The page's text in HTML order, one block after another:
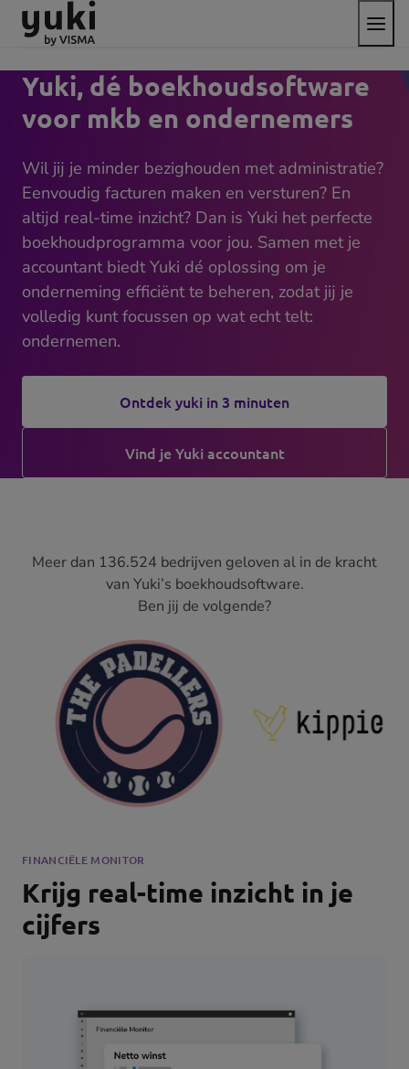
Direct
naar
content
Direct
naar
footer
Ga
naar
homepage
het
menu
Yuki, dé boekhoudsoftware
voor mkb en ondernemers
Wil jij je minder bezighouden met administratie?
Eenvoudig facturen maken en versturen? En
altijd real-time inzicht? Dan is Yuki het perfecte
boekhoudprogramma voor jou. Samen met je
accountant biedt Yuki dé oplossing om je
onderneming efficiënt te beheren, zodat jij je
volledig kunt focussen op wat echt telt:
ondernemen.
Ontdek yuki in 3 minuten
Vind je Yuki accountant
Meer dan 136.524 bedrijven geloven al in de kracht
van Yuki’s boekhoudsoftware.
Ben jij de volgende?
FINANCIËLE MONITOR
Krijg real-time inzicht in je
cijfers